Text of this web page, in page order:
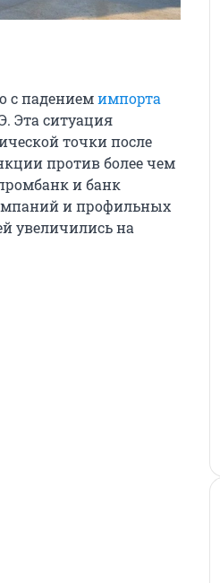
с падениемимпорта
Эта ситуация
точки после
против более чем
и банк
и профильных
увеличились на